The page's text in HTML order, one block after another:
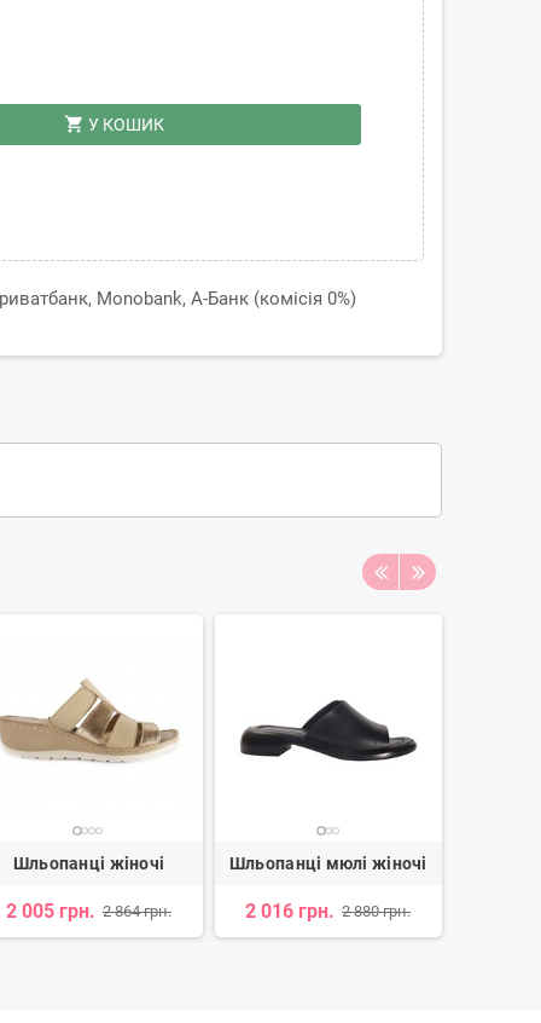
shopping_cart У КОШИК
Monobank, А-Банк (комісія 0%)
Шльопанці жіночі
2 005 грн. 2 864 грн.
Шльопанці мюлі жіночі
2 016 грн. 2 880 грн.